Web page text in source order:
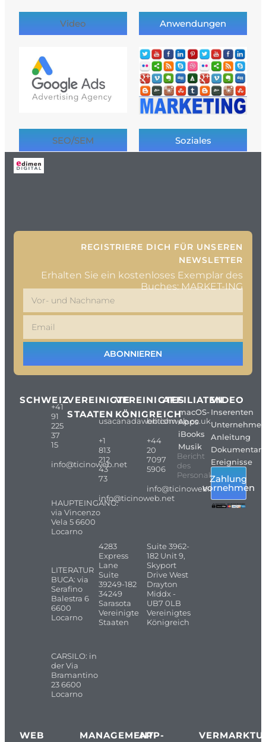
Video Anwendungen
SEO/SEM Soziales
REGISTRIERE DICH FÜR UNSEREN
NEWSLETTER
Erhalten Sie ein kostenloses Exemplar des
Buches: MARKET-ING
ABONNIEREN
SCHWEIZ
+41
91
225
37
15
info@ticinoweb.net
HAUPTEINGANG:
via Vincenzo
Vela 5 6600
Locarno
LITERATUR
BUCA: via
Serafino
Balestra 6
6600
Locarno
CARSILO: in
der Via
Bramantino
23 6600
Locarno
VEREINIGTE
STAATEN
usacanadaweb.com
+1
813
212
43
73
info@ticinoweb.net
4283
Express
Lane
Suite
39249-182
34249
Sarasota
Vereinigte
Staaten
VEREINIGTES
KÖNIGREICH
britishweb.co.uk
+44
20
7097
5906
info@ticinoweb.net
Suite 3962-
182 Unit 9,
Skyport
Drive West
Drayton
Middx -
UB7 0LB
Vereinigtes
Königreich
AFFILIATEN
macOS-
Apps
iBooks
Musik
Bericht
des
Personals
VIDEO
Inserenten
Unternehmen
Anleitung
Ereignisse
Zahlung
vornehmen
WEB MANAGEMENT
APP-